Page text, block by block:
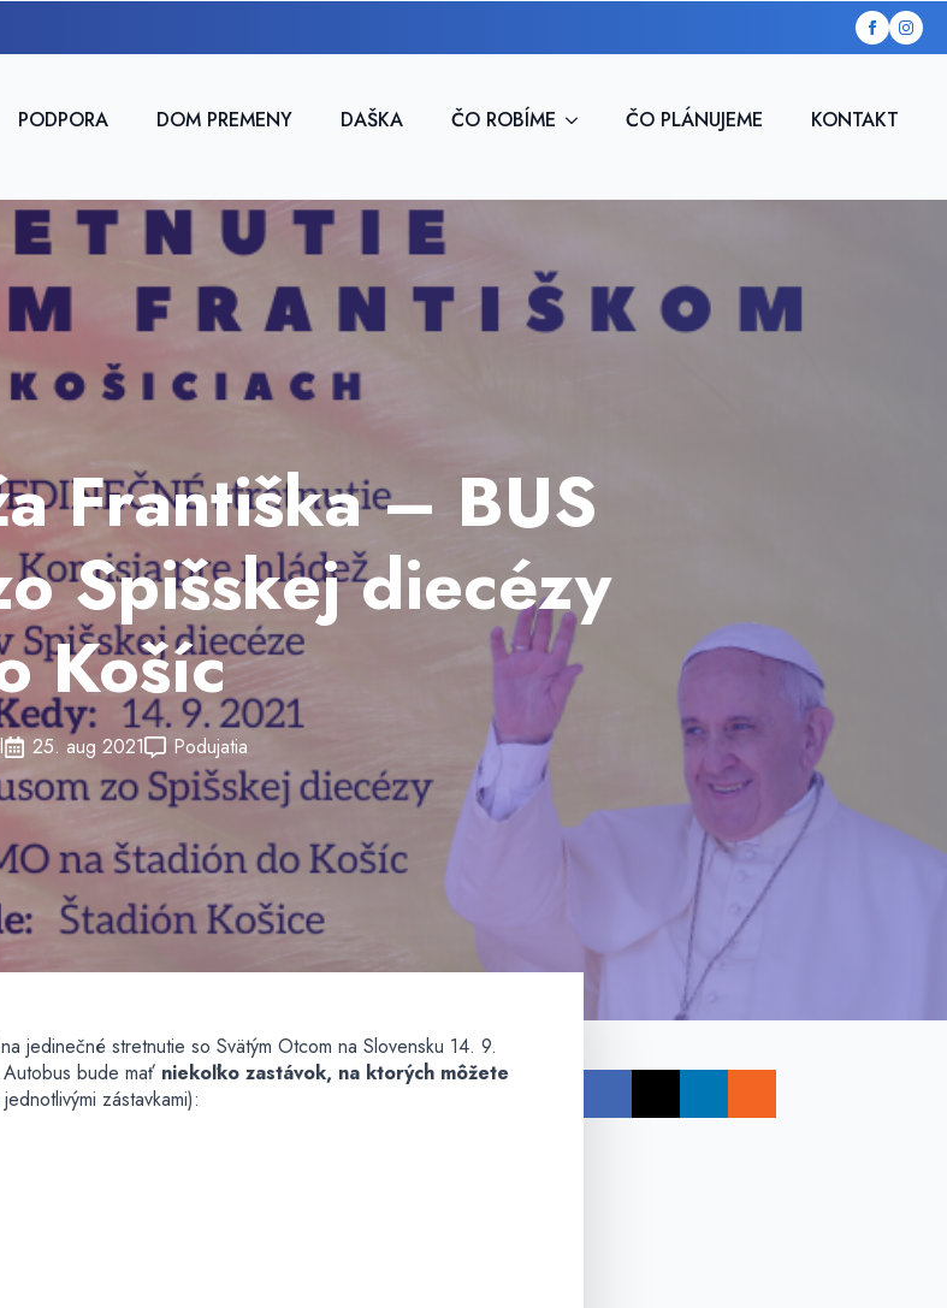
PODPORA DOM PREMENY DAŠKA ČO ROBÍME ČO PLÁNUJEME KONTAKT
Františka – BUS
Spišskej diecézy
Košíc
25. aug 2021 Podujatia
jedinečné stretnutie so Svätým Otcom na Slovensku 14. 9.
bude mať niekoľko zastávok, na ktorých môžete
zástavkami):